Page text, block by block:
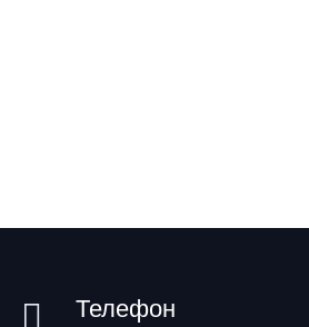
Телефон